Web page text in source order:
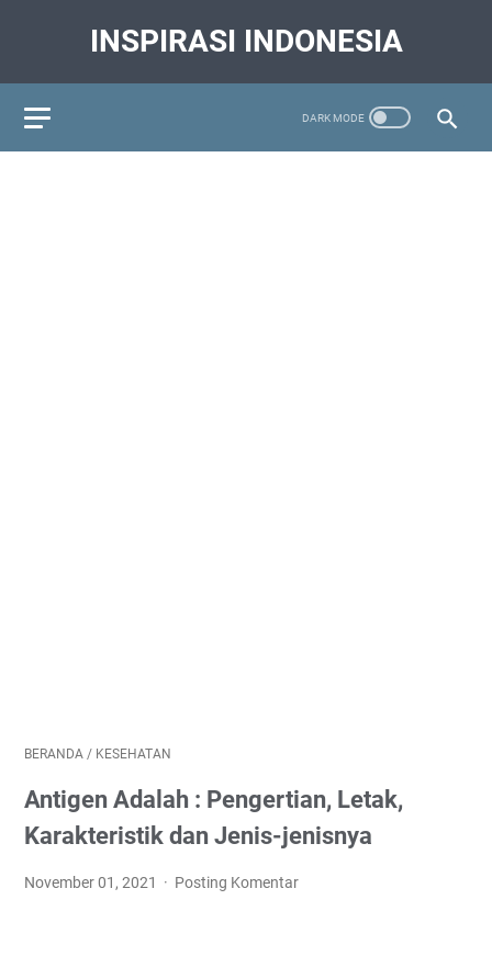
INSPIRASI INDONESIA
BERANDA / KESEHATAN
Antigen Adalah : Pengertian, Letak,
Karakteristik dan Jenis-jenisnya
November 01, 2021 Posting Komentar